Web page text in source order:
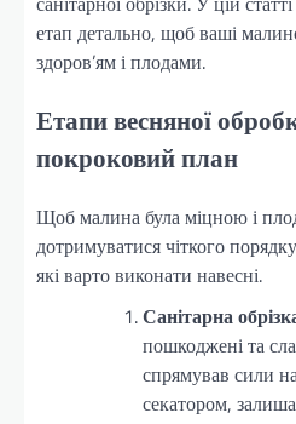
етап детально, щоб ваші
здоров’ям і плодами.
Етапи весняної
покроковий план
Щоб малина була міцною і
дотримуватися чіткого
які варто виконати навесні.
Санітарна
пошкоджені та
спрямував сили
секатором,